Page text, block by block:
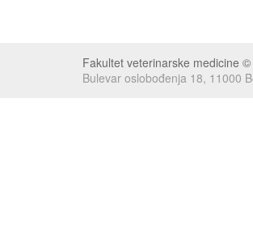
Fakultet veterinarske medicine
Bulevar oslobođenja 18, 11000